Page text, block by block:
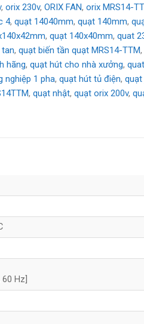
,orix 230v,ORIX FAN,orix MRS14-
4,quạt 14040mm,quạt 140mm,
,quạt 140x40mm,quat
tan,quạt biến tần quạt MRS14-TTM
hãng,quạt hút cho nhà xưởng,
nghiệp 1 pha,quạt hút tủ điện,
,quạt nhật,quạt orix 200v,
Hz]